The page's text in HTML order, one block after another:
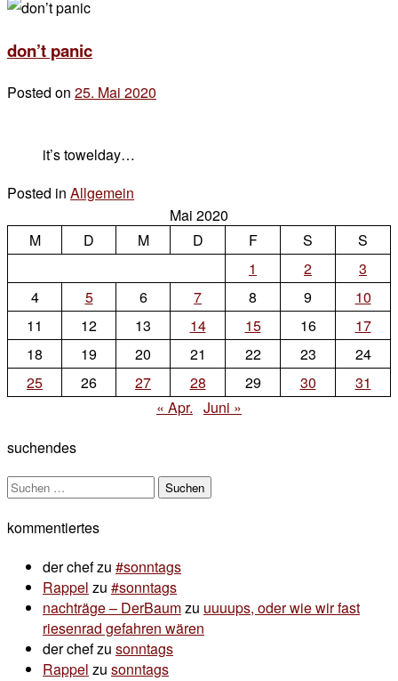
don’t panic
Posted on 25. Mai 2020
it’s towelday…
Posted in Allgemein
don’t
Mai 2020
M
D M D F S
S
1
2
3
4
5 6 7 8 9
10
11
12 13 14 15 16
17
18
19 20 21 22 23
24
25
26 27 28 29 30
31
« Apr. Juni »
suchendes
Suchen
kommentiertes
der chefzu #sonntags
Rappel zu #sonntags
nachträge – DerBaumzu uuuups, oder wie wir fast
riesenrad gefahren wären
der chefzu sonntags
Rappel zu sonntags